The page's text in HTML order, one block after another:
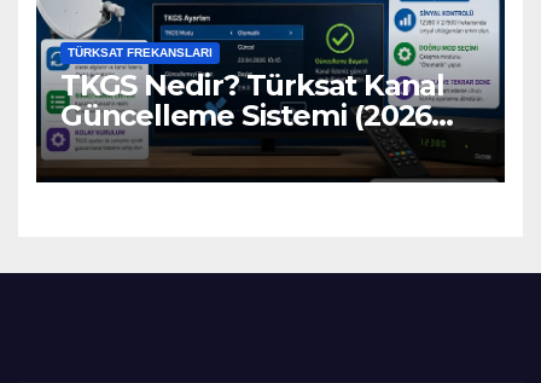
TÜRKSAT FREKANSLARI
TKGS Nedir? Türksat Kanal
Güncelleme Sistemi (2026
Ayarları)